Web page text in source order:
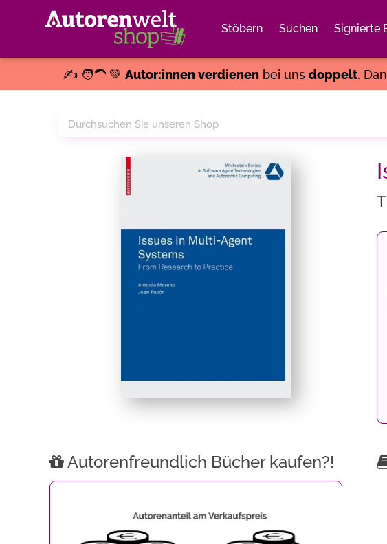
Stöbern Suchen Signierte
✍️ 🧑‍🦱 💚 Autor:innen verdienenbei uns doppelt.
Durchsuchen
Sie
Autorenfreundlich Bücher kaufen?!